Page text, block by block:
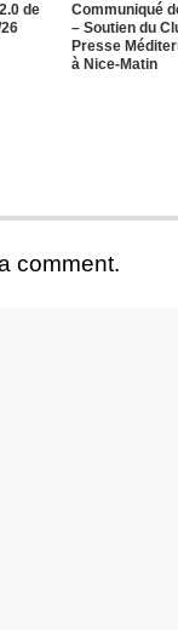
de
Communiqué
– Soutien du
Presse
à Nice-Matin
comment.